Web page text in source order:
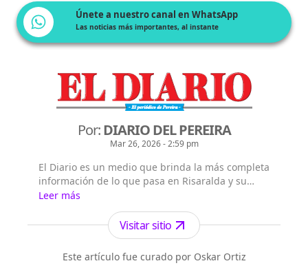
Únete a nuestro canal en WhatsApp
Las noticias más importantes, al instante
Por:DIARIO DEL PEREIRA
Mar 26, 2026 - 2:59 pm
El Diario es un medio que brinda la más completa
información de lo que pasa en Risaralda y su
capital Pereira, así como en Colombia y el mundo.
Leer más
Visitar sitio
Este artículo fue curado por Oskar Ortiz